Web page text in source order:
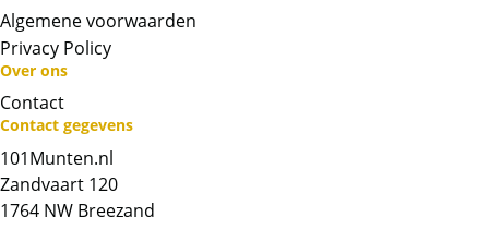
Chat met ons
Algemene voorwaarden
Privacy Policy
Over ons
Contact
Contact gegevens
101Munten.nl
Zandvaart 120
1764 NW Breezand